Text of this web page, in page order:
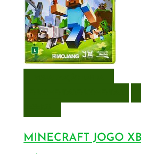
MINECRAFT JOGO